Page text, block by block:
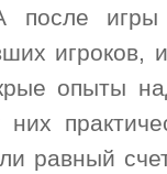
после
игроков,
опыты
равный